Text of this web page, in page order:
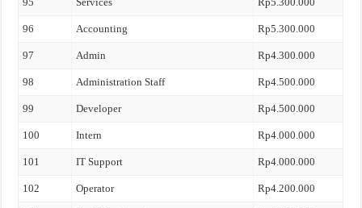
96 Accounting Rp5.300.000
97 Admin Rp4.300.000
98 Administration Staff Rp4.500.000
99 Developer Rp4.500.000
100 Intern Rp4.000.000
101 IT Support Rp4.000.000
102 Operator Rp4.200.000